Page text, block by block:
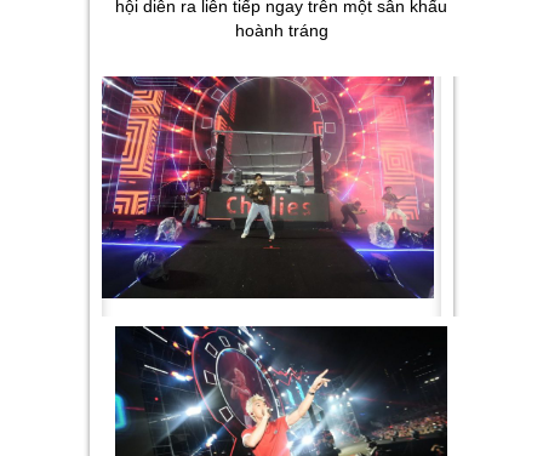
hội diễn ra liên tiếp ngay trên một sân khấu
hoành tráng